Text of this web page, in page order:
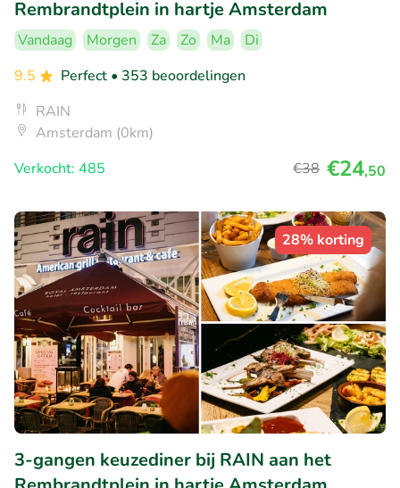
Rembrandtplein in hartje Amsterdam
Vandaag Morgen Za Zo Ma
Di
9.5
Perfect • 353 beoordelingen
RAIN
Amsterdam (0km)
Verkocht: 485
€38 €24,50
28% korting
3-gangen keuzediner bij RAIN aan het